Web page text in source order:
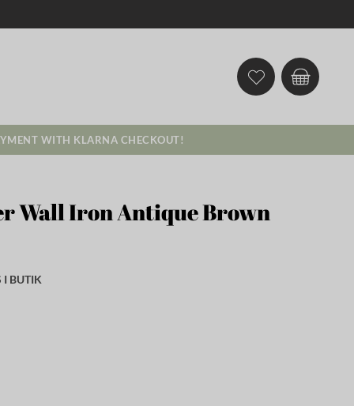
WITH KLARNA CHECKOUT!
Wall Iron Antique Brown
I BUTIK